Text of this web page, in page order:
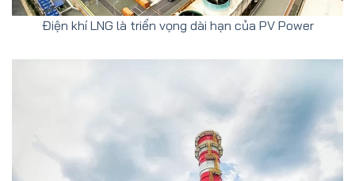
Điện khí LNG là triển vọng dài hạn của PV Power